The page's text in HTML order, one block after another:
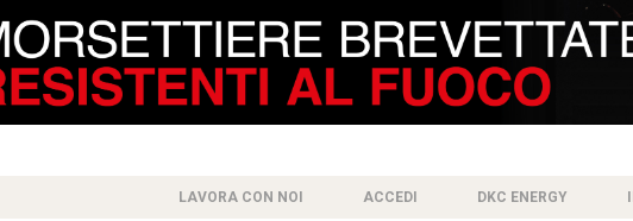
LAVORA CON NOI ACCEDI DKC ENERGY